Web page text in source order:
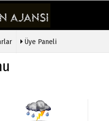
Galeri
Üye Paneli